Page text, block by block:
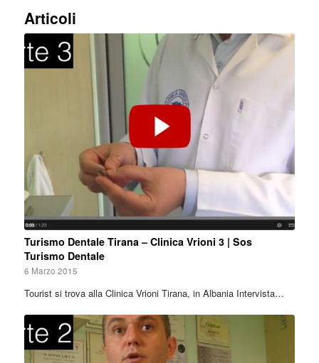
Articoli
Turismo Dentale Tirana – Clinica Vrioni 3 | Sos
Turismo Dentale
6 Marzo 2015
Tourist si trova alla Clinica Vrioni Tirana, in Albania Intervista…